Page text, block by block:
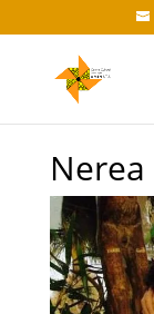
Nerea